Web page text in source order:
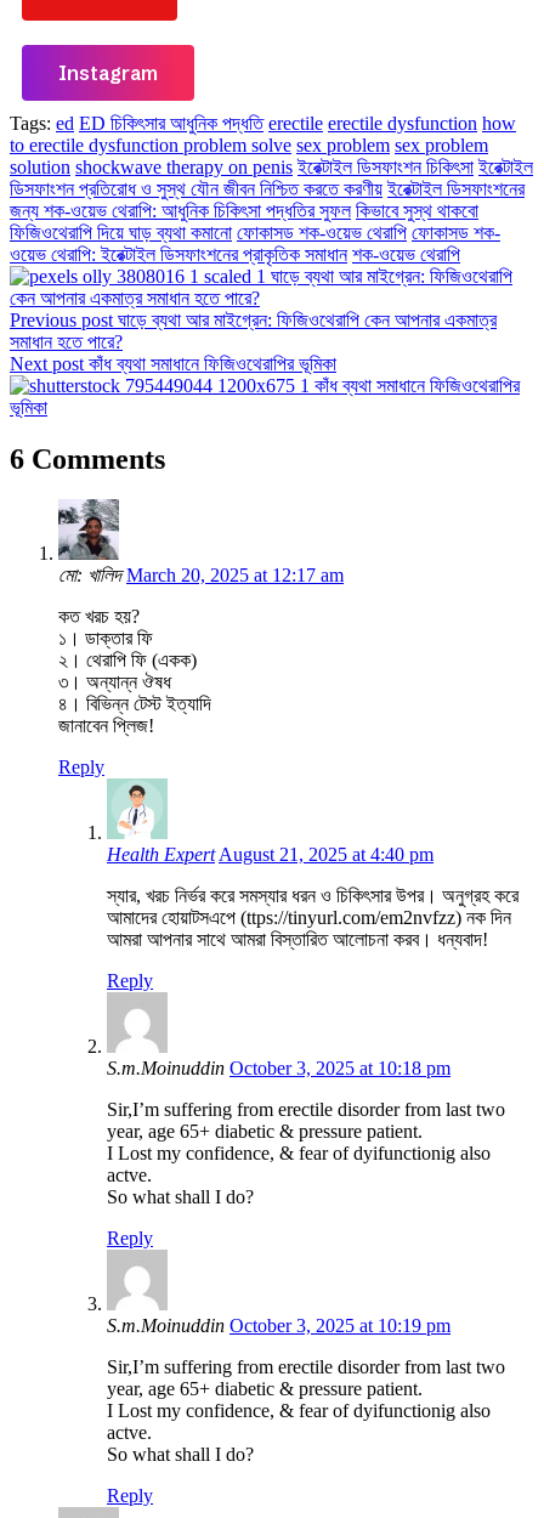
Instagram
Tags: ed ED চিকিৎসার আধুনিক পদ্ধতি erectile erectile dysfunction how
to erectile dysfunction problem solve sex problem sex problem
solution shockwave therapy on penis ইরেক্টাইল ডিসফাংশন চিকিৎসা ইরেক্টাইল
ডিসফাংশন প্রতিরোধ ও সুস্থ যৌন জীবন নিশ্চিত করতে করণীয় ইরেক্টাইল ডিসফাংশনের
জন্য শক-ওয়েভ থেরাপি: আধুনিক চিকিৎসা পদ্ধতির সুফল কিভাবে সুস্থ থাকবো
ফিজিওথেরাপি দিয়ে ঘাড় ব্যথা কমানো ফোকাসড শক-ওয়েভ থেরাপি ফোকাসড শক-
ওয়েভ থেরাপি: ইরেক্টাইল ডিসফাংশনের প্রাকৃতিক সমাধান শক-ওয়েভ থেরাপি
Previous post ঘাড়ে ব্যথা আর মাইগ্রেন: ফিজিওথেরাপি কেন আপনার একমাত্র
সমাধান হতে পারে?
Next post কাঁধ ব্যথা সমাধানে ফিজিওথেরাপির ভূমিকা
6 Comments
মো: খালিদ March 20, 2025 at 12:17 am
কত খরচ হয়?
১। ডাক্তার ফি
২। থেরাপি ফি (একক)
৩। অন্যান্ন ঔষধ
৪। বিভিন্ন টেস্ট ইত্যাদি
জানাবেন প্লিজ!
Reply
Health ExpertAugust 21, 2025 at 4:40 pm
স্যার, খরচ নির্ভর করে সমস্যার ধরন ও চিকিৎসার উপর। অনুগ্রহ করে
আমাদের হোয়াটসএপে (ttps://tinyurl.com/em2nvfzz) নক দিন
আমরা আপনার সাথে আমরা বিস্তারিত আলোচনা করব। ধন্যবাদ!
Reply
S.m.Moinuddin October 3, 2025 at 10:18 pm
Sir,I’m suffering from erectile disorder from last two
year, age 65+ diabetic & pressure patient.
I Lost my confidence, & fear of dyifunctionig also
actve.
So what shall I do?
Reply
S.m.Moinuddin October 3, 2025 at 10:19 pm
Sir,I’m suffering from erectile disorder from last two
year, age 65+ diabetic & pressure patient.
I Lost my confidence, & fear of dyifunctionig also
actve.
So what shall I do?
Reply